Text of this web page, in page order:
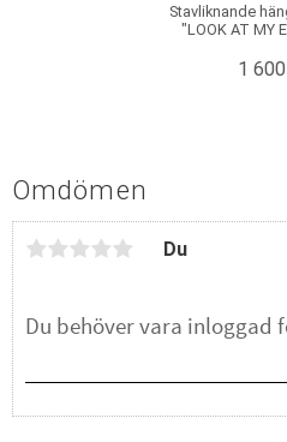
Omdömen
Du
Stavliknande
"LOOK AT MY
925 sterling1 600